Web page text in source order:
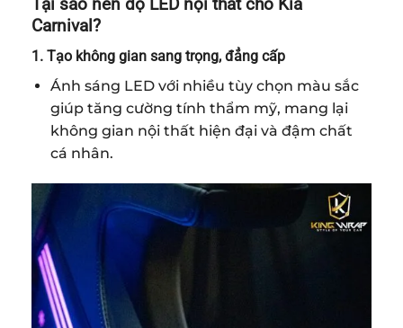
Carnival?
1. Tạo không gian sang trọng, đẳng cấp
Ánh sáng LED với nhiều tùy chọn màu sắc
giúp tăng cường tính thẩm mỹ, mang lại
không gian nội thất hiện đại và đậm chất
cá nhân.